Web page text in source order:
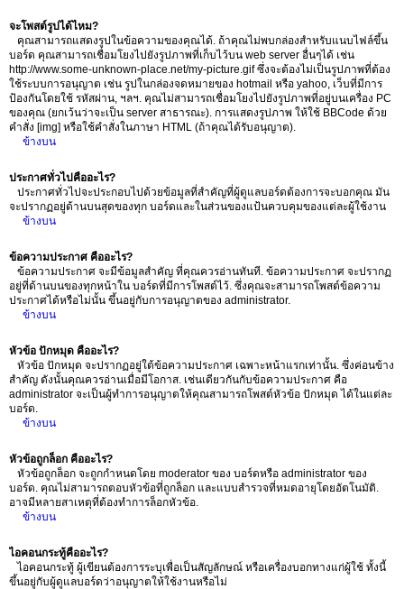
จะโพสต์รูปได้ไหม?
คุณสามารถแสดงรูปในข้อความของคุณได้. ถ้าคุณไม่พบกล่องสำหรับแนบไฟล์ขึ้น
บอร์ด คุณสามารถเชื่อมโยงไปยังรูปภาพที่เก็บไว้บน web server อื่นๆได้ เช่น
http://www.some-unknown-place.net/my-picture.gif ซึ่งจะต้องไม่เป็นรูปภาพที่ต้อง
ใช้ระบบการอนุญาต เช่น รูปในกล่องจดหมายของ hotmail หรือ yahoo, เว็บที่มีการ
ป้องกันโดยใช้ รหัสผ่าน, ฯลฯ. คุณไม่สามารถเชื่อมโยงไปยังรูปภาพที่อยู่บนเครื่อง PC
ของคุณ (ยกเว้นว่าจะเป็น server สาธารณะ). การแสดงรูปภาพ ให้ใช้ BBCode ด้วย
คำสั่ง [img] หรือใช้คำสั่งในภาษา HTML (ถ้าคุณได้รับอนุญาต).
ข้างบน
ประกาศทั่วไปคืออะไร?
ประกาศทั่วไปจะประกอบไปด้วยข้อมูลที่สำคัญที่ผู้ดูแลบอร์ดต้องการจะบอกคุณ มัน
จะปรากฏอยู่ด้านบนสุดของทุก บอร์ดและในส่วนของแป้นควบคุมของแต่ละผู้ใช้งาน
ข้างบน
ข้อความประกาศ คืออะไร?
ข้อความประกาศ จะมีข้อมูลสำคัญ ที่คุณควรอ่านทันที. ข้อความประกาศ จะปรากฏ
อยู่ที่ด้านบนของทุกหน้าใน บอร์ดที่มีการโพสต์ไว้. ซึ่งคุณจะสามารถโพสต์ข้อความ
ประกาศได้หรือไม่นั้น ขึ้นอยู่กับการอนุญาตของ administrator.
ข้างบน
หัวข้อ ปักหมุด คืออะไร?
หัวข้อ ปักหมุด จะปรากฏอยู่ใต้ข้อความประกาศ เฉพาะหน้าแรกเท่านั้น. ซึ่งค่อนข้าง
สำคัญ ดังนั้นคุณควรอ่านเมื่อมีโอกาส. เช่นเดียวกันกับข้อความประกาศ คือ
administrator จะเป็นผู้ทำการอนุญาตให้คุณสามารถโพสต์หัวข้อ ปักหมุด ได้ในแต่ละ
บอร์ด.
ข้างบน
หัวข้อถูกล็อก คืออะไร?
หัวข้อถูกล็อก จะถูกกำหนดโดย moderator ของ บอร์ดหรือ administrator ของ
บอร์ด. คุณไม่สามารถตอบหัวข้อที่ถูกล็อก และแบบสำรวจที่หมดอายุโดยอัตโนมัติ.
อาจมีหลายสาเหตุที่ต้องทำการล็อกหัวข้อ.
ข้างบน
ไอคอนกระทู้คืออะไร?
ไอคอนกระทู้ ผู้เขียนต้องการระบุเพื่อเป็นสัญลักษณ์ หรือเครื่องบอกทางแก่ผู้ใช้ ทั้งนี้
ขึ้นอยู่กับผู้ดูแลบอร์ดว่าอนุญาตให้ใช้งานหรือไม่